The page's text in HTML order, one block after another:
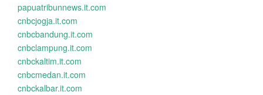
papuatribunnews.it.com
cnbcjogja.it.com
cnbcbandung.it.com
cnbclampung.it.com
cnbckaltim.it.com
cnbcmedan.it.com
cnbckalbar.it.com